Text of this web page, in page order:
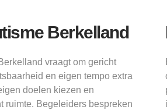
Berkelland
vraagt om gericht
en eigen tempo extra
doelen kiezen en
ruimte. Begeleiders bespreken